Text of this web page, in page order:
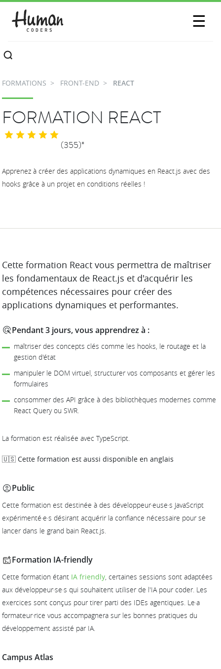
☰
CONTACTEZ-NOUS
FORMATIONS FRONT-END REACT
FORMATION REACT
(355)*
Apprenez à créer des applications dynamiques en React.js avec des
hooks grâce à un projet en conditions réelles !
DESCRIPTION
Cette formation React vous permettra de maîtriser
les fondamentaux de React.js et d'acquérir les
compétences nécessaires pour créer des
applications dynamiques et performantes.
Pendant 3 jours, vous apprendrez à :
maîtriser des concepts clés comme les hooks, le routage et la
gestion d'état
manipuler le DOM virtuel, structurer vos composants et gérer les
formulaires
consommer des API grâce à des bibliothèques modernes comme
React Query ou SWR.
La formation est réalisée avec TypeScript.
🇺🇸 Cette formation est aussi disponible en anglais
Public
Cette formation est destinée à des développeur·euse·s JavaScript
expérimenté·e·s désirant acquérir la confiance nécessaire pour se
lancer dans le grand bain React.js.
Formation IA-friendly
Cette formation étant IA friendly, certaines sessions sont adaptées
aux développeur·se·s qui souhaitent utiliser de l'IA pour coder. Les
exercices sont conçus pour tirer parti des IDEs agentiques. Le·a
formateur·rice vous accompagnera sur les bonnes pratiques du
développement assisté par IA.
Campus Atlas